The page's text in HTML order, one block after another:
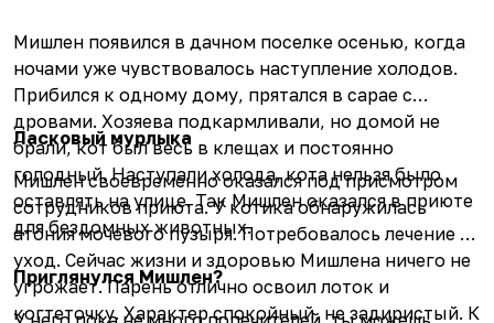
Мишлен появился в дачном поселке осенью, когда
ночами уже чувствовалось наступление холодов.
Прибился к одному дому, прятался в сарае с
дровами. Хозяева подкармливали, но домой не
брали, кот был весь в клещах и постоянно
голодный. Наступали холода, кота нельзя было
оставлять на улице. Так Мишлен оказался в приюте
для бездомных животных.
Ласковый мурлыка
Мишлен своевременно оказался под присмотром
сотрудников приюта. У котика обнаружилась
атония мочевого пузыря. Потребовалось лечение и
уход. Сейчас жизни и здоровью Мишлена ничего не
угрожает. Парень отлично освоил лоток и
когтеточку. Характер спокойный, не задиристый. К
Приглянулся Мишлен?